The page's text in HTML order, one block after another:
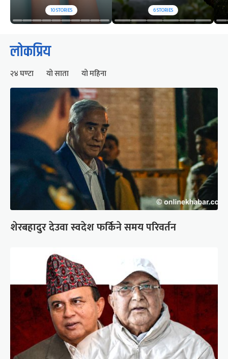
10STORIES 6STORIES
लोकप्रिय
२४ घण्टा यो साता यो महिना
शेरबहादुर देउवा स्वदेश फर्किने समय परिवर्तन